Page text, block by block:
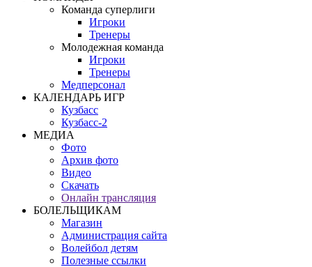
Команда суперлиги
Игроки
Тренеры
Молодежная команда
Игроки
Тренеры
Медперсонал
КАЛЕНДАРЬ ИГР
Кузбасс
Кузбасс-2
МЕДИА
Фото
Архив фото
Видео
Скачать
Онлайн трансляция
БОЛЕЛЬЩИКАМ
Магазин
Администрация сайта
Волейбол детям
Полезные ссылки